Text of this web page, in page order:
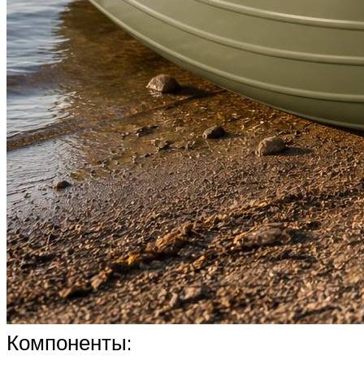
Компоненты: